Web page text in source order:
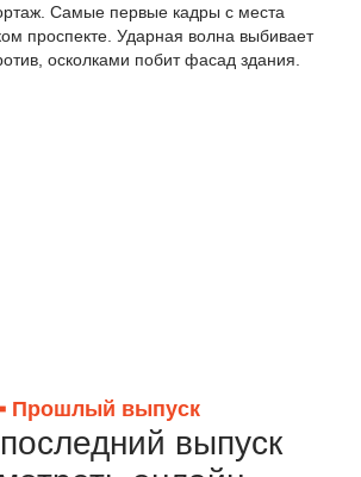
Самые первые кадры с места
проспекте. Ударная волна выбивает
осколками побит фасад здания.
Прошлый выпуск
выпуск